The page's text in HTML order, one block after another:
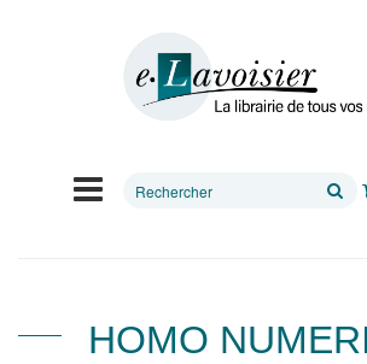
Rechercher
HOMO